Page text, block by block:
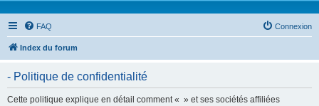
FAQ Connexion
Index du forum
- Politique de confidentialité
Cette politique explique en détail comment « » et ses sociétés affiliées